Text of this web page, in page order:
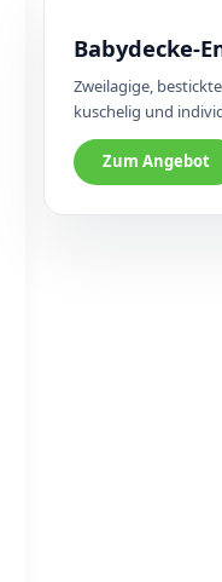
Babydecke-
Zweilagige,
kuschelig und
Zum Angebot